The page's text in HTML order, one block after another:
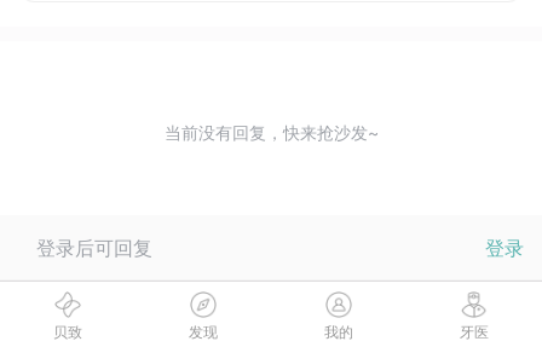
当前没有回复，快来抢沙发~
登录后可回复 登录
贝致 发现 我的 牙医